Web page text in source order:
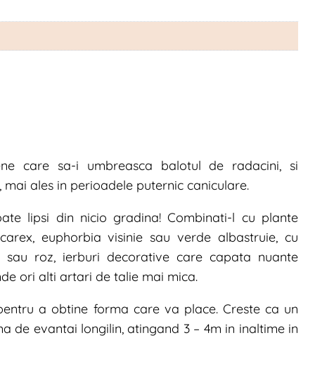
care sa-i umbreasca balotul de radacini, si
ales in perioadele puternic caniculare.
lipsi din nicio gradina! Combinati-l cu plante
euphorbia visinie sau verde albastruie, cu
sau roz, ierburi decorative care capata nuante
ori alti artari de talie mai mica.
a obtine forma care va place. Creste ca un
de evantai longilin, atingand 3 – 4m in inaltime in